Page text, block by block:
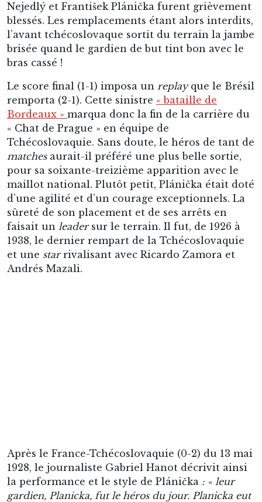
Nejedlý et František Plánička furent grièvement
blessés. Les remplacements étant alors interdits,
l’avant tchécoslovaque sortit du terrain la jambe
brisée quand le gardien de but tint bon avec le
bras cassé !
Le score final (1-1) imposa un replayque le Brésil
remporta (2-1). Cette sinistre « bataille de
Bordeaux » marqua donc la fin de la carrière du
« Chat de Prague » en équipe de
Tchécoslovaquie. Sans doute, le héros de tant de
matchesaurait-il préféré une plus belle sortie,
pour sa soixante-treizième apparition avec le
maillot national. Plutôt petit, Plánička était doté
d’une agilité et d’un courage exceptionnels. La
sûreté de son placement et de ses arrêts en
faisait un leadersur le terrain. Il fut, de 1926 à
1938, le dernier rempart de la Tchécoslovaquie
et une starrivalisant avec Ricardo Zamora et
Andrés Mazali.
Après le France-Tchécoslovaquie (0-2) du 13 mai
1928, le journaliste Gabriel Hanot décrivit ainsi
la performance et le style de Plánička : « leur
gardien, Planicka, fut le héros du jour. Planicka eut